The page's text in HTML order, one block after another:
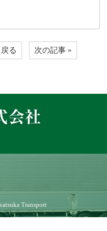
る 次の記事 »
Transport